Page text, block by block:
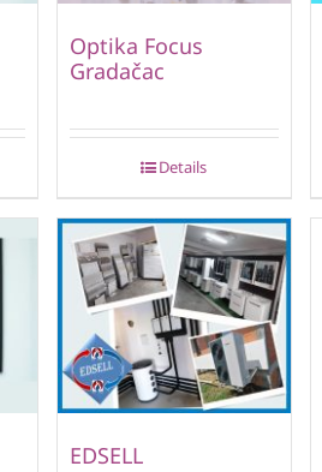
Optika Focus
Gradačac
Details
EDSELL